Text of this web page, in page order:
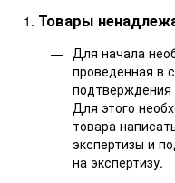
Товары
Для начала
проведенная в
подтверждения
Для этого
товара
экспертизы и
на экспертизу.